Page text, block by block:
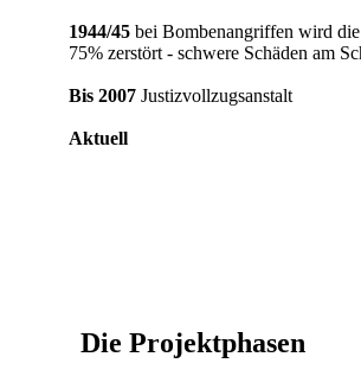
1944/45 bei Bombenangriffen wird die
75% zerstört - schwere Schäden am
Bis 2007 Justizvollzugsanstalt
Aktuell
Die Projektphasen